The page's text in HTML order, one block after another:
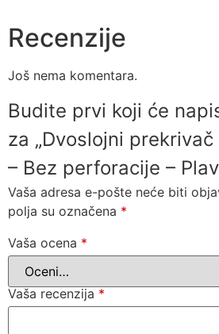
Recenzije
Još nema komentara.
Budite prvi koji će
za „Dvoslojni
– Bez perforacije –
Vaša adresa e-pošte neće biti
polja su označena *
Vaša ocena *
Vaša recenzija *